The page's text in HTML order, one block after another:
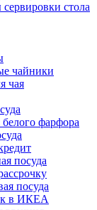
стола
чайники
чая
фарфора
посуда
посуда
в ИКЕА